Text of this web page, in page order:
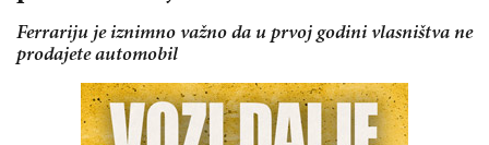
Ferrariju je iznimno važno da u prvoj godini vlasništva ne
prodajete automobil